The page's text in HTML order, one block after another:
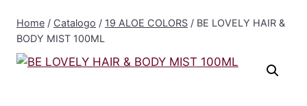
Home / Catalogo / 19 ALOE COLORS / BE LOVELY HAIR &
BODY MIST 100ML